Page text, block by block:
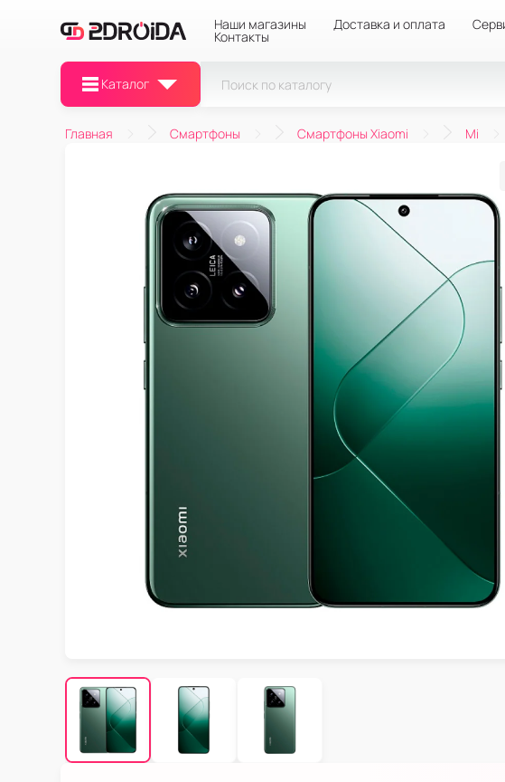
Наши магазины Доставка и оплата
Контакты
Каталог
Главная Смартфоны Смартфоны Xiaomi Mi